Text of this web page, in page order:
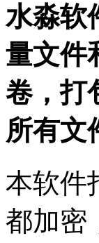
水淼软
量文件
卷，打
所有文
本软件
都加密